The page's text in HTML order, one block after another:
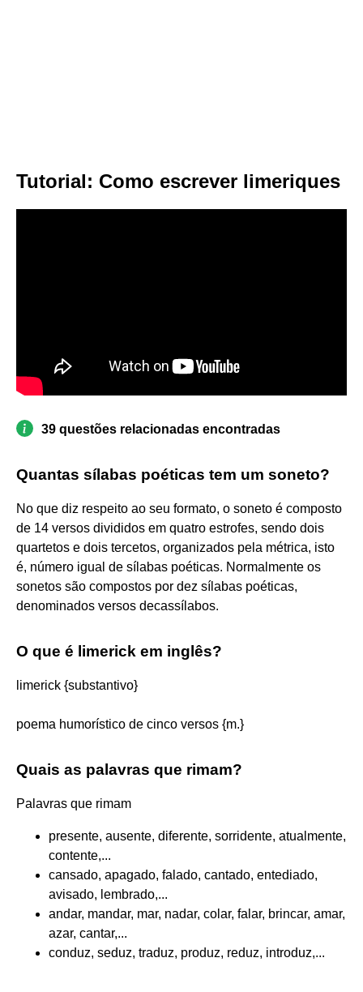
Tutorial: Como escrever limeriques
39 questões relacionadas encontradas
Quantas sílabas poéticas tem um soneto?
No que diz respeito ao seu formato, o soneto é composto
de 14 versos divididos em quatro estrofes, sendo dois
quartetos e dois tercetos, organizados pela métrica, isto
é, número igual de sílabas poéticas. Normalmente os
sonetos são compostos por dez sílabas poéticas,
denominados versos decassílabos.
O que é limerick em inglês?
limerick {substantivo}
poema humorístico de cinco versos {m.}
Quais as palavras que rimam?
Palavras que rimam
presente, ausente, diferente, sorridente, atualmente,
contente,...
cansado, apagado, falado, cantado, entediado,
avisado, lembrado,...
andar, mandar, mar, nadar, colar, falar, brincar, amar,
azar, cantar,...
conduz, seduz, traduz, produz, reduz, introduz,...